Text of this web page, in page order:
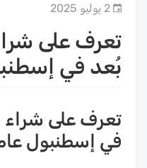
2 يوليو 2025
تعرف على
بُعد في إسطنبول
تعرف على شراء
في إسطنبول عام